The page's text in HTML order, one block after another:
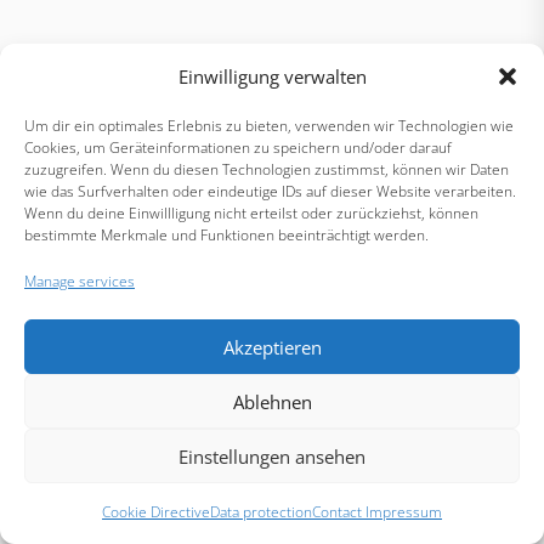
Einwilligung verwalten
Um dir ein optimales Erlebnis zu bieten, verwenden wir Technologien wie
Cookies, um Geräteinformationen zu speichern und/oder darauf
zuzugreifen. Wenn du diesen Technologien zustimmst, können wir Daten
wie das Surfverhalten oder eindeutige IDs auf dieser Website verarbeiten.
Wenn du deine Einwillligung nicht erteilst oder zurückziehst, können
bestimmte Merkmale und Funktionen beeinträchtigt werden.
Manage services
Akzeptieren
Ablehnen
Einstellungen ansehen
Cookie DirectiveData protectionContact Impressum